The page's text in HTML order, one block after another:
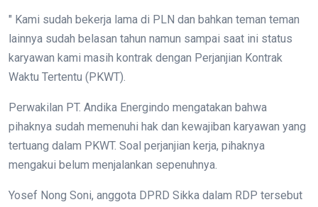
" Kami sudah bekerja lama di PLN dan bahkan teman teman
lainnya sudah belasan tahun namun sampai saat ini status
karyawan kami masih kontrak dengan Perjanjian Kontrak
Waktu Tertentu (PKWT).
Perwakilan PT. Andika Energindo mengatakan bahwa
pihaknya sudah memenuhi hak dan kewajiban karyawan yang
tertuang dalam PKWT. Soal perjanjian kerja, pihaknya
mengakui belum menjalankan sepenuhnya.
Yosef Nong Soni, anggota DPRD Sikka dalam RDP tersebut